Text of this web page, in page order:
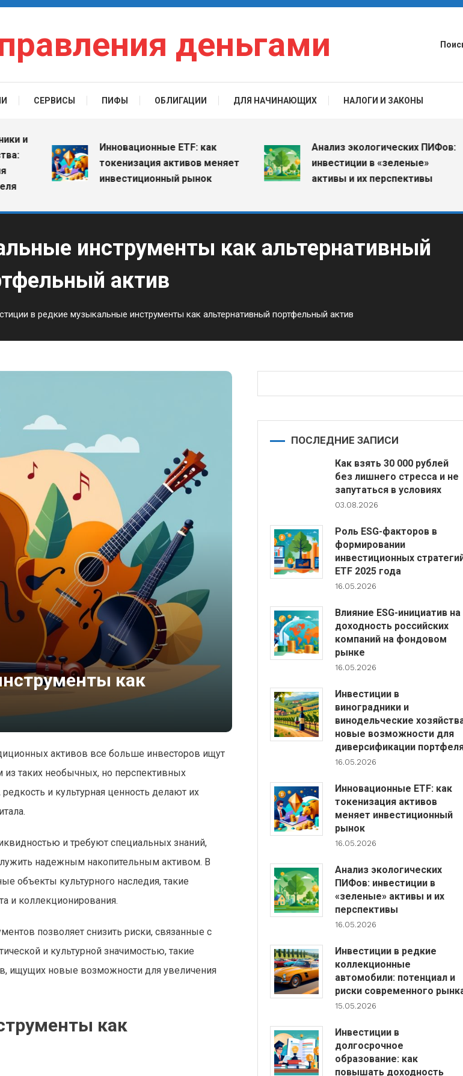
деньгами
СЕРВИСЫ ПИФЫ ОБЛИГАЦИИ ДЛЯ НАЧИНАЮЩИХ НАЛОГИ И ЗАКОНЫ
Инновационные ETF: как
токенизация активов меняет
инвестиционный рынок
Анализ экологических ПИФов:
инвестиции в «зеленые»
активы и их перспективы
инструменты как альтернативный
актив
в редкие музыкальные инструменты как альтернативный портфельный актив
как
активов все больше инвесторов ищут
таких необычных, но перспективных
и культурная ценность делают их
и требуют специальных знаний,
надежным накопительным активом. В
объекты культурного наследия, такие
и коллекционирования.
позволяет снизить риски, связанные с
и культурной значимостью, такие
ищущих новые возможности для увеличения
как
ПОСЛЕДНИЕ ЗАПИСИ
Как взять 30 000 рублей
без лишнего стресса и не
запутаться в условиях
03.08.2026
Роль ESG-факторов в
формировании
инвестиционных
ETF 2025 года
16.05.2026
Влияние ESG-инициатив на
доходность российских
компаний на фондовом
рынке
16.05.2026
Инвестиции в
виноградники и
винодельческие
новые возможности для
диверсификации
16.05.2026
Инновационные ETF: как
токенизация активов
меняет инвестиционный
рынок
16.05.2026
Анализ экологических
ПИФов: инвестиции в
«зеленые» активы и их
перспективы
16.05.2026
Инвестиции в редкие
коллекционные
автомобили: потенциал и
риски современного
15.05.2026
Инвестиции в
долгосрочное
образование: как
повышать доходность